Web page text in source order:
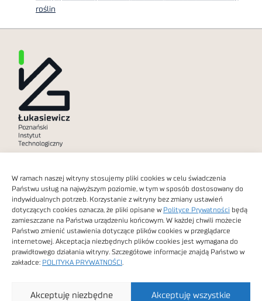
W ramach naszej witryny stosujemy pliki cookies w celu świadczenia
Państwu usług na najwyższym poziomie, w tym w sposób dostosowany do
indywidualnych potrzeb. Korzystanie z witryny bez zmiany ustawień
dotyczących cookies oznacza, że pliki opisane w Polityce Prywatności będą
zamieszczane na Państwa urządzeniu końcowym. W każdej chwili możecie
Państwo zmienić ustawienia dotyczące plików cookies w przeglądarce
internetowej. Akceptacja niezbędnych plików cookies jest wymagana do
prawidłowego działania witryny. Szczegółowe informacje znajdą Państwo w
zakładce: POLITYKA PRYWATNOŚCI
Akceptuję wszystkie
Akceptuję niezbędne
roślin
Dostępność cyfrowa
Obrazy stockowe
autorstwa
Technologiczny